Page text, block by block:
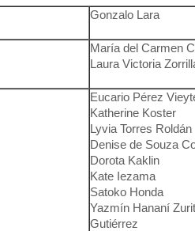
Gonzalo Lara
María del Carmen
Laura Victoria
Eucario Pérez
Katherine Koster
Lyvia Torres Roldán
Denise de Souza
Dorota Kaklin
Kate Iezama
Satoko Honda
Yazmín Hananí
Gutiérrez